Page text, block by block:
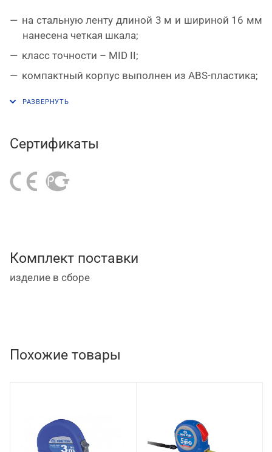
на стальную ленту длиной 3 м и шириной 16 мм
нанесена четкая шкала;
класс точности – MID II;
компактный корпус выполнен из ABS-пластика;
Сертификаты
Комплект поставки
изделие в сборе
Похожие товары